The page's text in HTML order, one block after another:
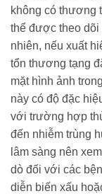
không có thương
thể được theo dõi
nhiên, nếu xuất
tổn thương tạng
mặt hình ảnh
này có độ đặc
với trường hợp
đến nhiễm trùng
lâm sàng nên
dò đối với các
diễn biến xấu